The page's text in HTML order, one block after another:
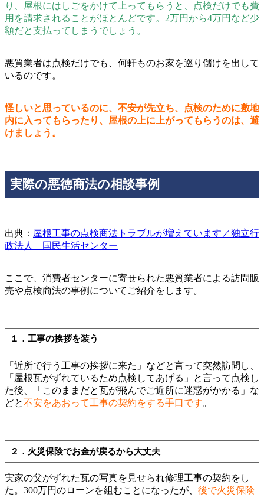
り、屋根にはしごをかけて上ってもらうと、点検だけでも費
用を請求されることがほとんどです。2万円から4万円など少
額だと支払ってしまうでしょう。
悪質業者は点検だけでも、何軒ものお家を巡り儲けを出して
いるのです。
怪しいと思っているのに、不安が先立ち、点検のために敷地
内に入ってもらったり、屋根の上に上がってもらうのは、避
けましょう。
実際の悪徳商法の相談事例
出典： 屋根工事の点検商法トラブルが増えています／独立行
政法人 国民生活センター
ここで、消費者センターに寄せられた悪質業者による訪問販
売や点検商法の事例についてご紹介をします。
１．工事の挨拶を装う
「近所で行う工事の挨拶に来た」などと言って突然訪問し、
「屋根瓦がずれているため点検してあげる」と言って点検し
た後、「このままだと瓦が飛んでご近所に迷惑がかかる」な
どと不安をあおって工事の契約をする手口です。
２．火災保険でお金が戻るから大丈夫
実家の父がずれた瓦の写真を見せられ修理工事の契約をし
た。300万円のローンを組むことになったが、 後で火災保険